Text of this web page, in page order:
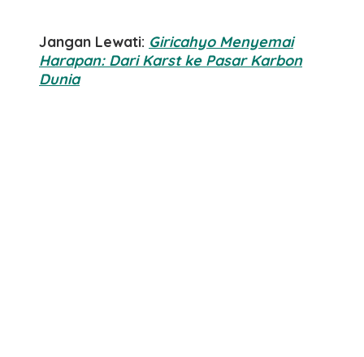
Jangan Lewati: Giricahyo Menyemai
Harapan: Dari Karst ke Pasar Karbon
Dunia